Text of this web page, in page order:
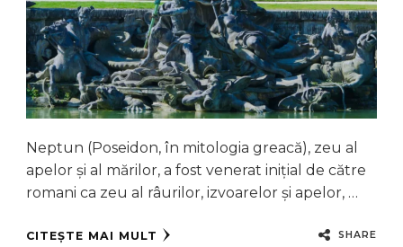
Neptun (Poseidon, în mitologia greacă), zeu al
apelor și al mărilor, a fost venerat inițial de către
romani ca zeu al râurilor, izvoarelor și apelor, …
CITEȘTE MAI MULT SHARE